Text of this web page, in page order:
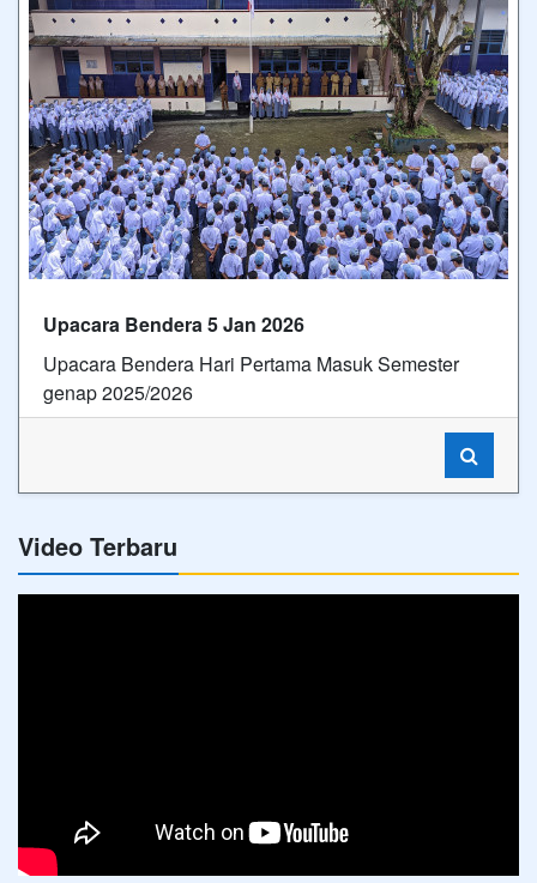
Upacara Bendera 5 Jan 2026
Upacara Bendera Hari Pertama Masuk Semester
genap 2025/2026
Video Terbaru